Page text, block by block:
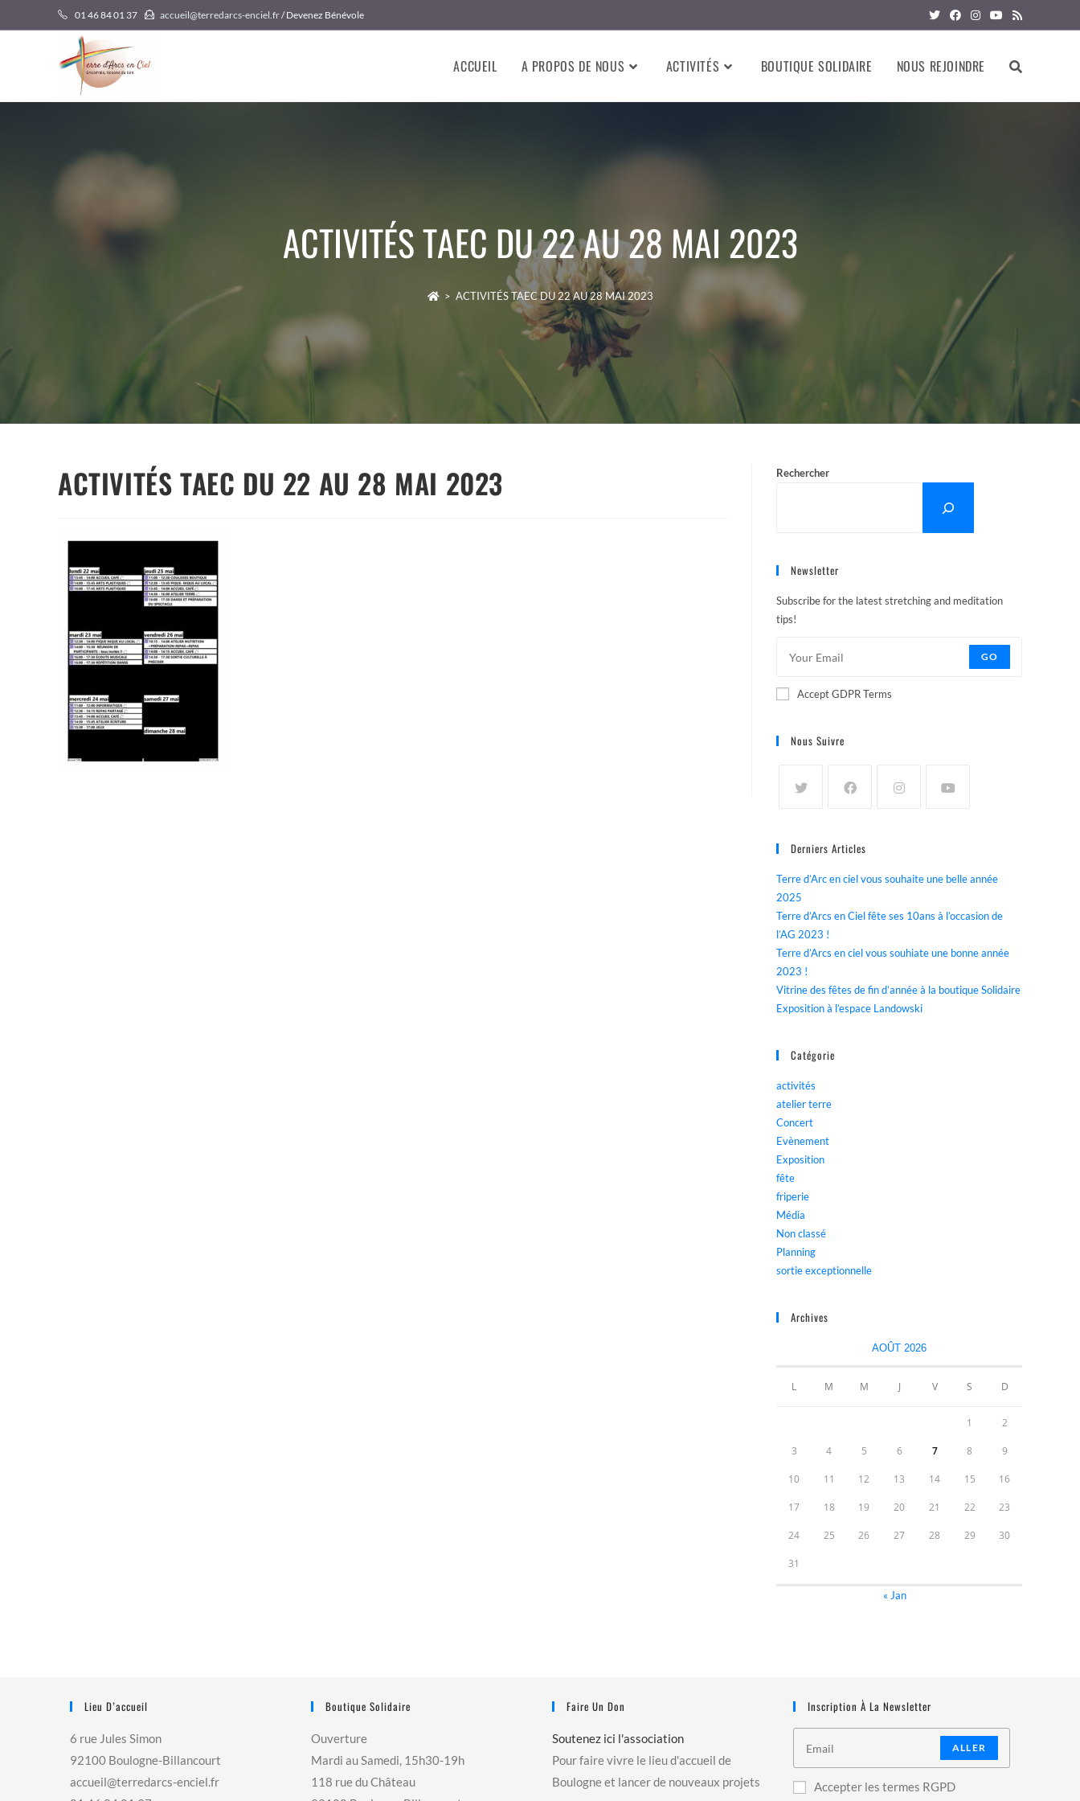
to
01 46 84 01 37 accueil@terredarcs-enciel.fr/ Devenez Bénévole
ACCUEIL A PROPOS DE NOUS ACTIVITÉS BOUTIQUE SOLIDAIRE NOUS REJOINDRE
ACTIVITÉS TAEC DU 22 AU 28 MAI 2023
> ACTIVITÉS TAEC DU 22 AU 28 MAI 2023
ACTIVITÉS TAEC DU 22 AU 28 MAI 2023 Rechercher
Newsletter
Subscribe for the latest stretching and meditation
tips!
GO
Accept GDPR Terms
Nous Suivre
Derniers Articles
Terre d’Arc en ciel vous souhaite une belle année
2025
Terre d’Arcs en Ciel fête ses 10ans à l’occasion de
l’AG 2023 !
Terre d’Arcs en ciel vous souhiate une bonne année
2023 !
Vitrine des fêtes de fin d’année à la boutique Solidaire
Exposition à l’espace Landowski
Catégorie
activités
atelier terre
Concert
Evènement
Exposition
fête
friperie
Média
Non classé
Planning
sortie exceptionnelle
Archives
AOÛT 2026
L M M J V S D
1 2
3 4 5 6 7 8 9
10 11 12 13 14 15 16
17 18 19 20 21 22 23
24 25 26 27 28 29 30
31
« Jan
Lieu D’accueil
6 rue Jules Simon
92100 Boulogne-Billancourt
accueil@terredarcs-enciel.fr
Boutique Solidaire
Ouverture
Mardi au Samedi, 15h30-19h
118 rue du Château
Faire Un Don
Soutenez ici l'association
Pour faire vivre le lieu d'accueil de
Boulogne et lancer de nouveaux projets
Inscription À La Newsletter
ALLER
Accepter les termes RGPD